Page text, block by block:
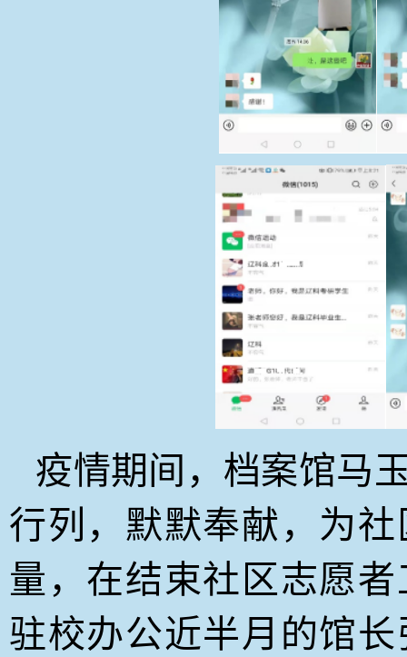
疫情期间，档案馆马
行列，默默奉献，为
量，在结束社区志愿
驻校办公近半月的馆